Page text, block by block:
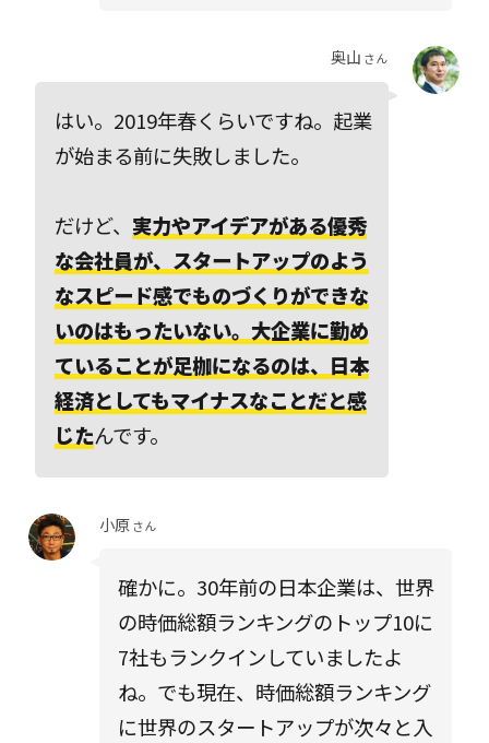
奥山 さん
はい。2019年春くらいですね。起業
が始まる前に失敗しました。
だけど、 実力やアイデアがある優秀
な会社員が、スタートアップのよう
なスピード感でものづくりができな
いのはもったいない。大企業に勤め
ていることが足枷になるのは、日本
経済としてもマイナスなことだと感
じたんです。
小原さん
確かに。30年前の日本企業は、世界
の時価総額ランキングのトップ10に
7社もランクインしていましたよ
ね。でも現在、時価総額ランキング
に世界のスタートアップが次々と入